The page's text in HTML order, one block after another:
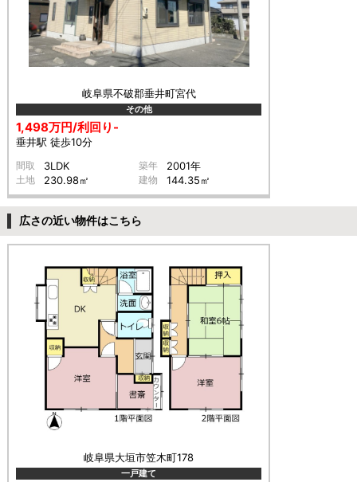
岐阜県不破郡垂井町宮代
その他
1,498万円/利回り-
垂井駅 徒歩10分
間取 3LDK 築年 2001年
土地 230.98㎡ 建物 144.35㎡
広さの近い物件はこちら
岐阜県大垣市笠木町178
一戸建て